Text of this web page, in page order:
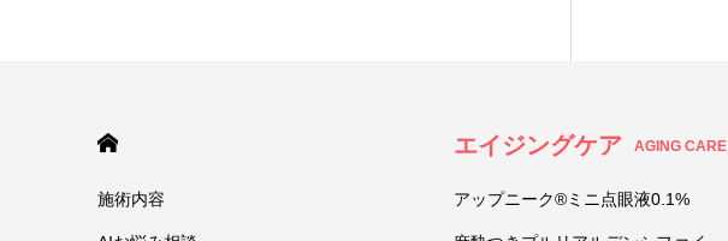
施術内容
エイジングケア AGING CARE
アップニーク®ミニ点眼液0.1%